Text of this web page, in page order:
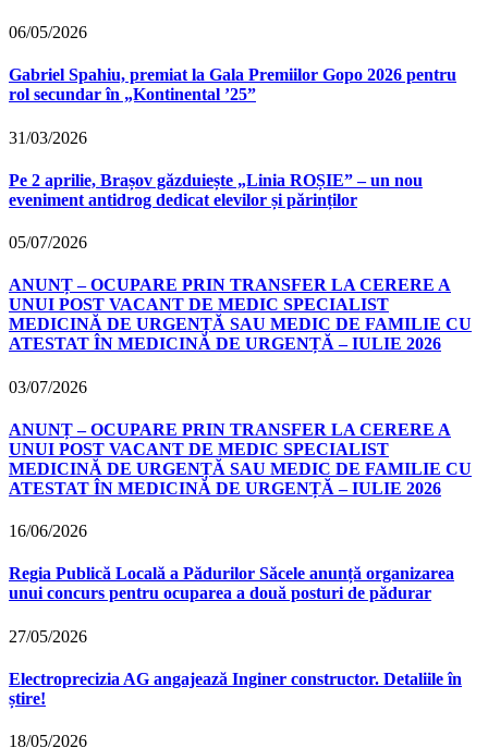
06/05/2026
Gabriel Spahiu, premiat la Gala Premiilor Gopo 2026 pentru
rol secundar în „Kontinental ’25”
31/03/2026
Pe 2 aprilie, Brașov găzduiește „Linia ROȘIE” – un nou
eveniment antidrog dedicat elevilor și părinților
05/07/2026
ANUNȚ – OCUPARE PRIN TRANSFER LA CERERE A
UNUI POST VACANT DE MEDIC SPECIALIST
MEDICINĂ DE URGENȚĂ SAU MEDIC DE FAMILIE CU
ATESTAT ÎN MEDICINĂ DE URGENȚĂ – IULIE 2026
03/07/2026
ANUNȚ – OCUPARE PRIN TRANSFER LA CERERE A
UNUI POST VACANT DE MEDIC SPECIALIST
MEDICINĂ DE URGENȚĂ SAU MEDIC DE FAMILIE CU
ATESTAT ÎN MEDICINĂ DE URGENȚĂ – IULIE 2026
16/06/2026
Regia Publică Locală a Pădurilor Săcele anunță organizarea
unui concurs pentru ocuparea a două posturi de pădurar
27/05/2026
Electroprecizia AG angajează Inginer constructor. Detaliile în
știre!
18/05/2026